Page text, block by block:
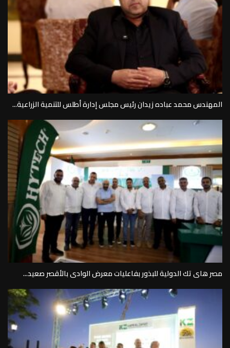
المهندس محمد عباده زيدان رئيس مجلس إدارة أطلس للتنمية الزراعية...
مصر هاى تك الدولية للبذور بفاعليات معرض الوادى بالأقصر صعيد...